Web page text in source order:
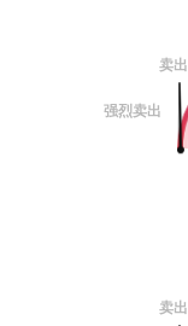
卖出
卖出
强烈卖出